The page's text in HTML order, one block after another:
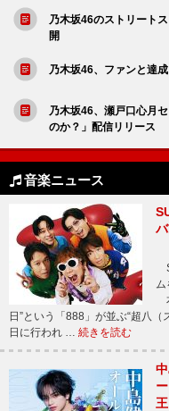
乃木坂46のストリート
開
乃木坂46、ファンと達
乃木坂46、瀬戸口心月
のか？」配信リリース
音楽ニュース
ム
日”という「888」が並ぶ“超八
日に行われ … 続きを読む